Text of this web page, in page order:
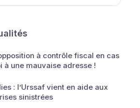
à contrôle fiscal en cas
à une mauvaise adresse !
: l’Urssaf vient en aide aux
sinistrées